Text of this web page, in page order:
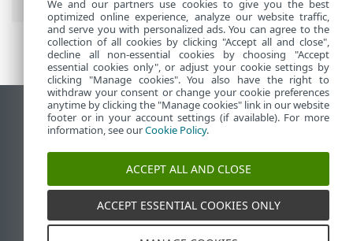
Visualizza sito desktop
End of Life
ESET Knowledge Base
ESET Status Portal
Supporto regionale
We and our partners use cookies to give you the best
optimized online experience, analyze our website traffic,
and serve you with personalized ads. You can agree to the
collection of all cookies by clicking "Accept all and close",
decline all non-essential cookies by choosing "Accept
essential cookies only", or adjust your cookie settings by
clicking "Manage cookies". You also have the right to
withdraw your consent or change your cookie preferences
anytime by clicking the "Manage cookies" link in our website
footer or in your account settings (if available). For more
information, see ourCookie Policy.
ACCEPT ALL AND CLOSE
ACCEPT ESSENTIAL COOKIES ONLY